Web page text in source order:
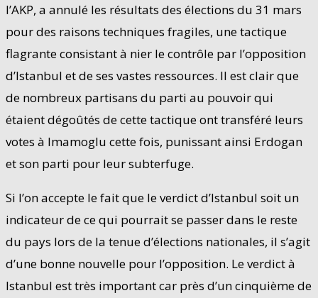
l’AKP, a annulé les résultats des élections du 31 mars
pour des raisons techniques fragiles, une tactique
flagrante consistant à nier le contrôle par l’opposition
d’Istanbul et de ses vastes ressources. Il est clair que
de nombreux partisans du parti au pouvoir qui
étaient dégoûtés de cette tactique ont transféré leurs
votes à Imamoglu cette fois, punissant ainsi Erdogan
et son parti pour leur subterfuge.
Si l’on accepte le fait que le verdict d’Istanbul soit un
indicateur de ce qui pourrait se passer dans le reste
du pays lors de la tenue d’élections nationales, il s’agit
d’une bonne nouvelle pour l’opposition. Le verdict à
Istanbul est très important car près d’un cinquième de